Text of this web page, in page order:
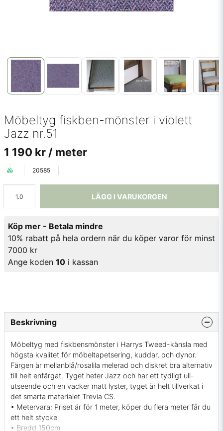
Möbeltyg fiskben-mönster i violett
Jazz nr.51
1 190 kr / meter
20585
LÄGG I VARUKORGEN
Köp mer - Betala mindre
10% rabatt på hela ordern när du köper varor för minst
7000 kr
Ange koden 10 i kassan
Beskrivning
Möbeltyg med fiskbensmönster i Harrys Tweed-känsla med
högsta kvalitet för möbeltapetsering, kuddar, och dynor.
Färgen är mellanblå/rosalila melerad och diskret bra alternativ
till helt enfärgat. Tyget heter Jazz och har ett tydligt ull-
utseende och en vacker matt lyster, tyget är helt tillverkat i
det smarta materialet Trevia CS.
• Metervara: Priset är för 1 meter, köper du flera meter får du
ett helt stycke
• Bredd 150cm